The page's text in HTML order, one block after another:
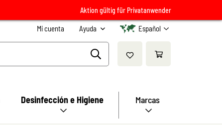
Aktion gültig für Privatanwender
Mi cuenta Ayuda Español
Desinfección e Higiene Marcas